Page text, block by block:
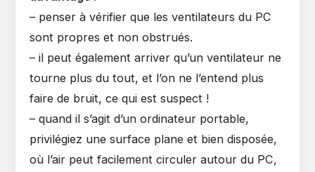
– penser à vérifier que les ventilateurs du PC
sont propres et non obstrués.
– il peut également arriver qu’un ventilateur ne
tourne plus du tout, et l’on ne l’entend plus
faire de bruit, ce qui est suspect !
– quand il s’agit d’un ordinateur portable,
privilégiez une surface plane et bien disposée,
où l’air peut facilement circuler autour du PC,